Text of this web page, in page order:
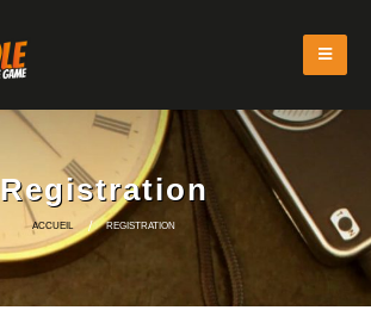
Registration
ACCUEIL REGISTRATION